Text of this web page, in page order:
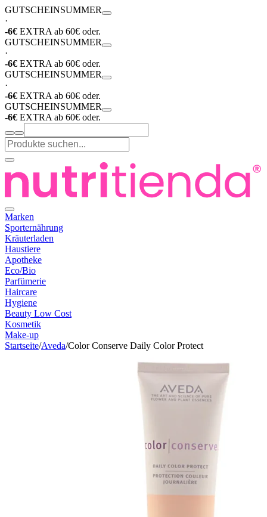
GUTSCHEINSUMMER
·
-6€ EXTRA ab 60€ oder.
GUTSCHEINSUMMER
·
-6€ EXTRA ab 60€ oder.
GUTSCHEINSUMMER
·
-6€ EXTRA ab 60€ oder.
GUTSCHEINSUMMER
-6€ EXTRA ab 60€ oder.
Marken
Sporternährung
Kräuterladen
Haustiere
Apotheke
Eco/Bio
Parfümerie
Haircare
Hygiene
Beauty Low Cost
Kosmetik
Make-up
Startseite/Aveda/Color Conserve Daily Color Protect